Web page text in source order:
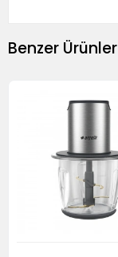
Benzer Ürünler